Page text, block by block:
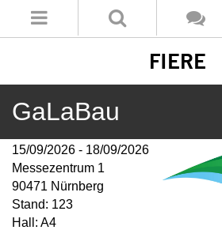
FIERE
GaLaBau
15/09/2026 - 18/09/2026
Messezentrum 1
90471 Nürnberg
Stand: 123
Hall: A4